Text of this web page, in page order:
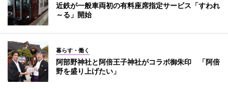
近鉄が一般車両初の有料座席指定サービス「すわれ
～る」開始
暮らす・働く
阿部野神社と阿倍王子神社がコラボ御朱印 「阿倍
野を盛り上げたい」